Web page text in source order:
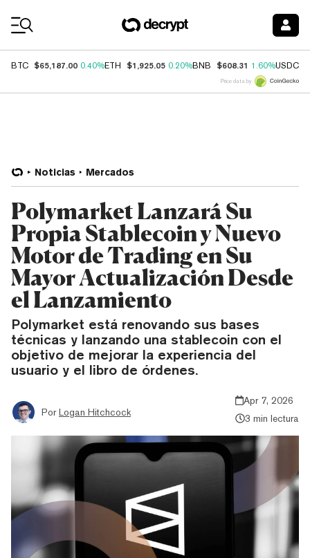
BTC $65,187.00 0.40%ETH $1,925.05 0.20%BNB $608.31 1.60%USDC
Price data by
Noticias Mercados
Polymarket Lanzará Su
Propia Stablecoin y Nuevo
Motor de Trading en Su
Mayor Actualización Desde
el Lanzamiento
Polymarket está renovando sus bases
técnicas y lanzando una stablecoin con el
objetivo de mejorar la experiencia del
usuario y el libro de órdenes.
Por Logan Hitchcock
Apr 7, 2026
3 min lectura